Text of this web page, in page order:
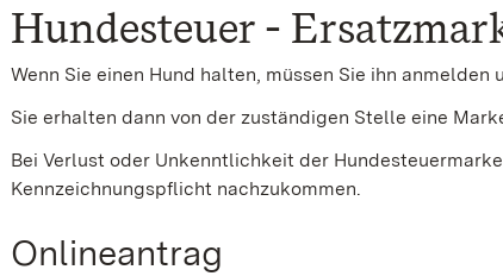
Hundesteuer -
Wenn Sie einen Hund halten, müssen Sie ihn anmelden
Sie erhalten dann von der zuständigen Stelle eine
Bei Verlust oder Unkenntlichkeit der
Kennzeichnungspflicht nachzukommen.
Onlineantrag